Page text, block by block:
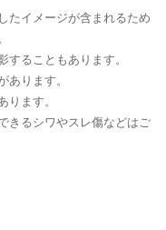
たイメージが含まれるため
ることもあります。
ります。
ます。
きるシワやスレ傷などはご